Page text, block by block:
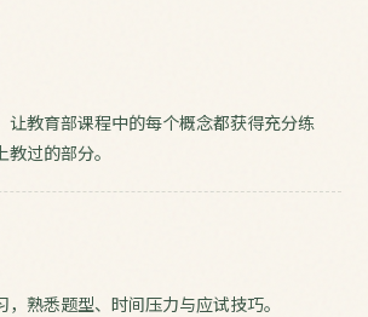
让教育部课程中的每个概念都获得充分练
过的部分。
熟悉题型、时间压力与应试技巧。